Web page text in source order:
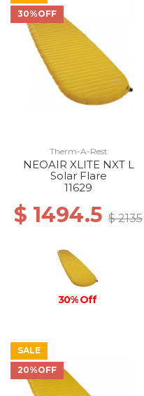
30%OFF
Therm-A-Rest
NEOAIR XLITE NXT L
Solar Flare
11629
$ 1494.5 $ 2135
30% Off
SALE
20%OFF